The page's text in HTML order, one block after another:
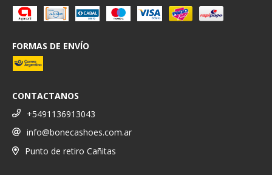
FORMAS DE ENVÍO
CONTACTANOS
+5491136913043
info@bonecashoes.com.ar
Punto de retiro Cañitas